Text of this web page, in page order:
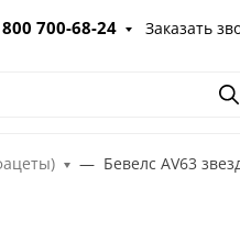
700-68-24 Заказать
Бевелс AV63